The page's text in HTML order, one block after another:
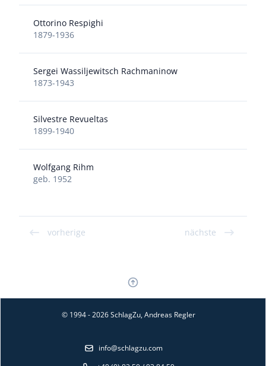
Ottorino Respighi
1879-1936
Sergei Wassiljewitsch Rachmaninow
1873-1943
Silvestre Revueltas
1899-1940
Wolfgang Rihm
geb. 1952
vorherige nächste
© 1994 - 2026 SchlagZu, Andreas Regler
info@schlagzu.com